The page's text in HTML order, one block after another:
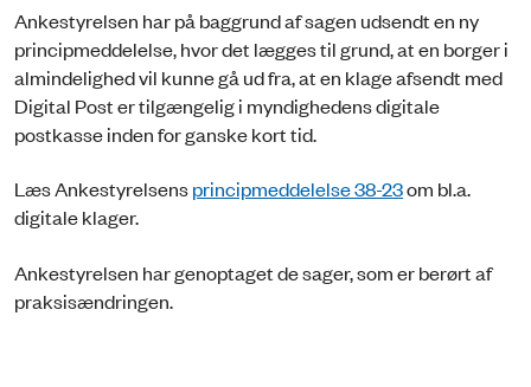
Ankestyrelsen har på baggrund af sagen udsendt en ny
principmeddelelse, hvor det lægges til grund, at en borger i
almindelighed vil kunne gå ud fra, at en klage afsendt med
Digital Post er tilgængelig i myndighedens digitale
postkasse inden for ganske kort tid.
Læs Ankestyrelsensprincipmeddelelse 38-23om bl.a.
digitale klager.
Ankestyrelsen har genoptaget de sager, som er berørt af
praksisændringen.